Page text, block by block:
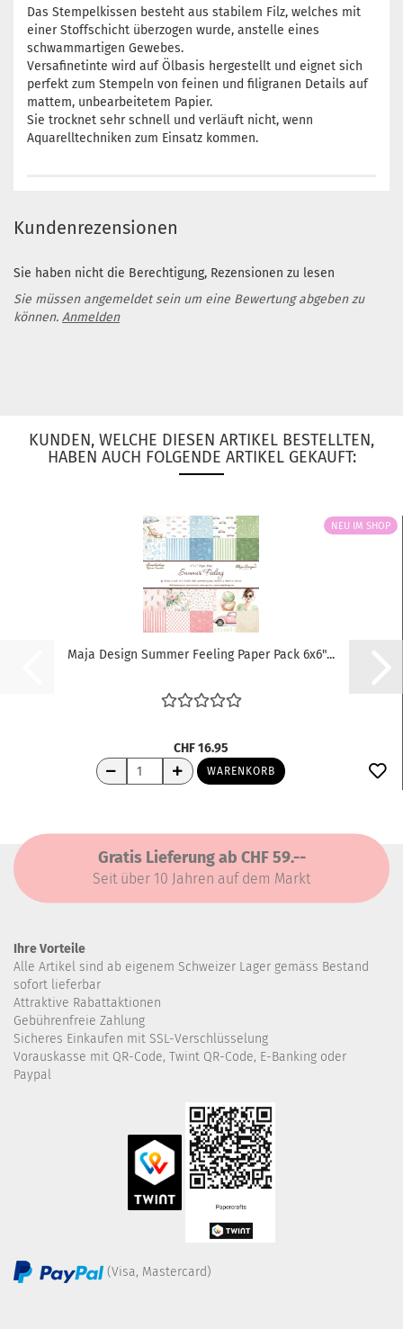
Das Stempelkissen besteht aus stabilem Filz, welches mit
einer Stoffschicht überzogen wurde, anstelle eines
schwammartigen Gewebes.
Versafinetinte wird auf Ölbasis hergestellt und eignet sich
perfekt zum Stempeln von feinen und filigranen Details auf
mattem, unbearbeitetem Papier.
Sie trocknet sehr schnell und verläuft nicht, wenn
Aquarelltechniken zum Einsatz kommen.
Kundenrezensionen
Sie haben nicht die Berechtigung, Rezensionen zu lesen
Sie müssen angemeldet sein um eine Bewertung abgeben zu
können. Anmelden
KUNDEN, WELCHE DIESEN ARTIKEL BESTELLTEN,
HABEN AUCH FOLGENDE ARTIKEL GEKAUFT:
NEU IM SHOP
Maja Design Summer Feeling Paper Pack 6x6"...
CHF 16.95
WARENKORB
Gratis Lieferung ab CHF 59.--
Seit über 10 Jahren auf dem Markt
Ihre Vorteile
Alle Artikel sind ab eigenem Schweizer Lager gemäss Bestand
sofort lieferbar
Attraktive Rabattaktionen
Gebührenfreie Zahlung
Sicheres Einkaufen mit SSL-Verschlüsselung
Vorauskasse mit QR-Code, Twint QR-Code, E-Banking oder
Paypal
(Visa, Mastercard)